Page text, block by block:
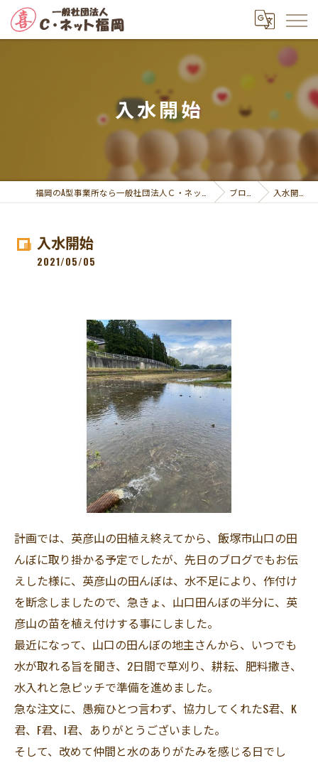
入水開始
ブログ 入水開始
入水開始
2021/05/05
計画では、英彦山の田植え終えてから、飯塚市山口の田
んぼに取り掛かる予定でしたが、先日のブログでもお伝
えした様に、英彦山の田んぼは、水不足により、作付け
を断念しましたので、急きょ、山口田んぼの半分に、英
彦山の苗を植え付けする事にしました。
最近になって、山口の田んぼの地主さんから、いつでも
水が取れる旨を聞き、2日間で草刈り、耕耘、肥料撒き、
水入れと急ピッチで準備を進めました。
急な注文に、愚痴ひとつ言わず、協力してくれたS君、K
君、F君、I君、ありがとうございました。
そして、改めて仲間と水のありがたみを感じる日でし